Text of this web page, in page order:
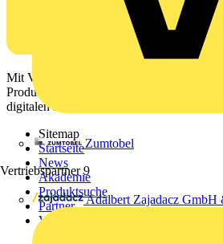
Zumtobel
Vertriebspartner 9
Adalbert Zajadacz
Mit Voltimum erhalten Elektrofachkräfte
Produktinformationen, Schulungen und
digitalen Plattform und Community.
Sitemap
Startseite
News
Akademie
Produktsuche
Partner
Voltimum+